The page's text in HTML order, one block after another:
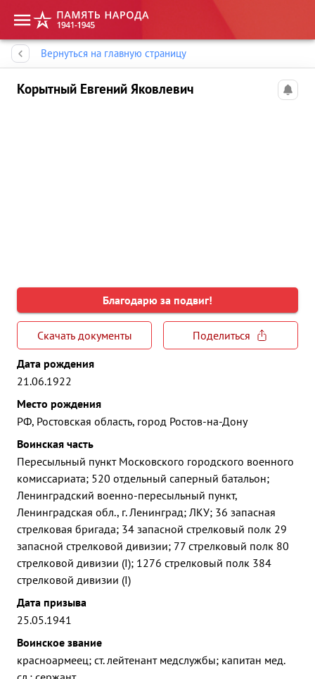
Вернуться на главную страницу
Корытный Евгений Яковлевич
Благодарю за подвиг!
Скачать документы
Поделиться
Дата рождения
21.06.1922
Место рождения
РФ, Ростовская область, город Ростов-на-Дону
Воинская часть
Пересыльный пункт Московского городского военного
комиссариата; 520 отдельный саперный батальон;
Ленинградский военно-пересыльный пункт,
Ленинградская обл., г. Ленинград; ЛКУ; 36 запасная
стрелковая бригада; 34 запасной стрелковый полк 29
запасной стрелковой дивизии; 77 стрелковый полк 80
стрелковой дивизии (I); 1276 стрелковый полк 384
стрелковой дивизии (I)
Дата призыва
25.05.1941
Воинское звание
красноармеец; ст. лейтенант медслужбы; капитан мед.
Память народа